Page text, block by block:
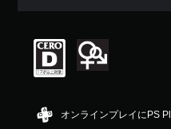
は
段
中
の
オンラインプレイにPS